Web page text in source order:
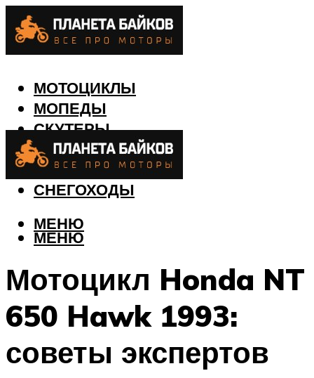
МОТОЦИКЛЫ
МОПЕДЫ
СКУТЕРЫ
КВАДРОЦИКЛЫ
ЛОДКИ
СНЕГОХОДЫ
МЕНЮ
МЕНЮ
Мотоцикл Honda NT
650 Hawk 1993:
советы экспертов